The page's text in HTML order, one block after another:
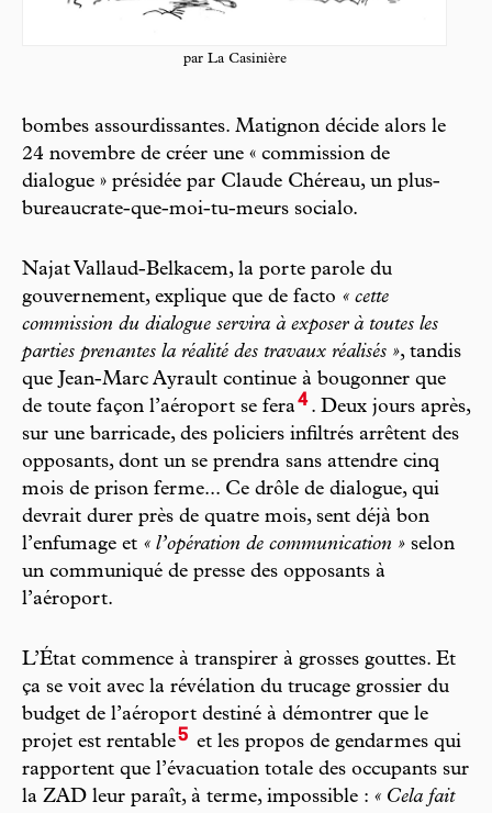
par La Casinière
bombes assourdissantes. Matignon décide alors le
24 novembre de créer une « commission de
dialogue » présidée par Claude Chéreau, un plus-
bureaucrate-que-moi-tu-meurs socialo.
Najat Vallaud-Belkacem, la porte parole du
gouvernement, explique que de facto « cette
commission du dialogue servira à exposer à toutes les
parties prenantes la réalité des travaux réalisés », tandis
que Jean-Marc Ayrault continue à bougonner que
de toute façon l’aéroport se fera4. Deux jours après,
sur une barricade, des policiers infiltrés arrêtent des
opposants, dont un se prendra sans attendre cinq
mois de prison ferme... Ce drôle de dialogue, qui
devrait durer près de quatre mois, sent déjà bon
l’enfumage et « l’opération de communication » selon
un communiqué de presse des opposants à
l’aéroport.
L’État commence à transpirer à grosses gouttes. Et
ça se voit avec la révélation du trucage grossier du
budget de l’aéroport destiné à démontrer que le
projet est rentable5 et les propos de gendarmes qui
rapportent que l’évacuation totale des occupants sur
la ZAD leur paraît, à terme, impossible : « Cela fait